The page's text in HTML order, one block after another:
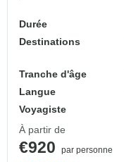
Durée
Destinations
Tranche d'âge
Langue
Voyagiste
À partir de
€920
par personne